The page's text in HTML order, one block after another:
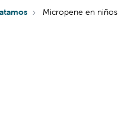
Micropene en niños